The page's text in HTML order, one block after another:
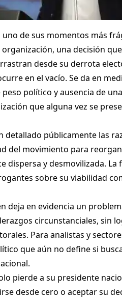
uno de sus momentos más
una decisión
desde su derrota
en el vacío. Se da en
político y ausencia de
que alguna vez se
detallado públicamente las
del movimiento para
dispersa y desmovilizada.
sobre su viabilidad
deja en evidencia un
circunstanciales, sin
Para analistas y
que aún no define si
pierde a su presidente
desde cero o aceptar su